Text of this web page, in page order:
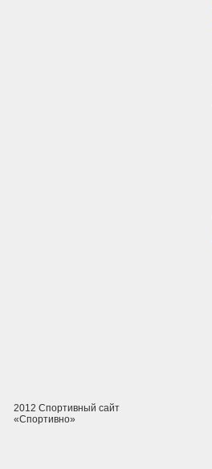
2012 Спортивный сайт
«Спортивно»